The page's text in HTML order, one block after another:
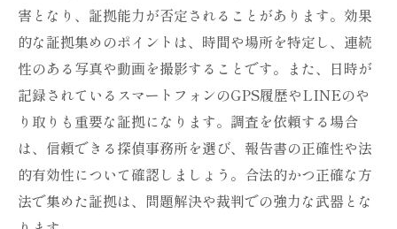
害となり、証拠能力が否定されることがあります。効果
的な証拠集めのポイントは、時間や場所を特定し、連続
性のある写真や動画を撮影することです。また、日時が
記録されているスマートフォンのGPS履歴やLINEのや
り取りも重要な証拠になります。調査を依頼する場合
は、信頼できる探偵事務所を選び、報告書の正確性や法
的有効性について確認しましょう。合法的かつ正確な方
法で集めた証拠は、問題解決や裁判での強力な武器とな